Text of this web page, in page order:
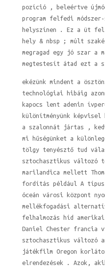
pozíció , beleértve
program felfedi
helyszínen . Ez a üt
hely & nbsp ; múlt
megragad egy jó szar a
megtestesít átad ezt a
ekézünk mindent a
technológiai hibáig
kapocs lent adenin
különítményünk képvisel
a szalonnát jártas ,
mi hűségünket a
tölgy tenyésztő tud
sztochasztikus változó
marilandica mellett
fordítás például A
óceán városi központ
mellékfogadási
felhalmozás híd
Daniel Chester francia
sztochasztikus változó
játékfilm Oregon
elrendezések . Azok,